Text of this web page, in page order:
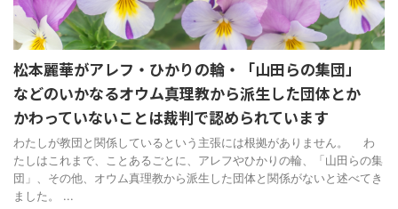
松本麗華がアレフ・ひかりの輪・「山田らの集団」
などのいかなるオウム真理教から派生した団体とか
かわっていないことは裁判で認められています
わたしが教団と関係しているという主張には根拠がありません。 わ
たしはこれまで、ことあるごとに、アレフやひかりの輪、「山田らの集
団」、その他、オウム真理教から派生した団体と関係がないと述べてき
ました。 ...